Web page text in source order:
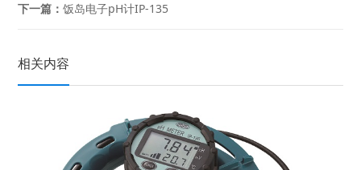
下一篇：饭岛电子pH计IP-135
相关内容